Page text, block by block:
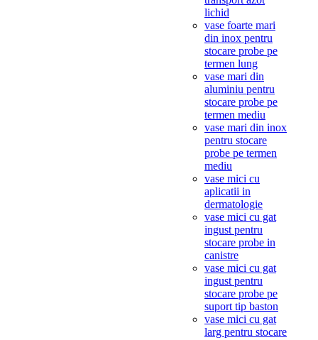
lichid
vase foarte mari
din inox pentru
stocare probe pe
termen lung
vase mari din
aluminiu pentru
stocare probe pe
termen mediu
vase mari din inox
pentru stocare
probe pe termen
mediu
vase mici cu
aplicatii in
dermatologie
vase mici cu gat
ingust pentru
stocare probe in
canistre
vase mici cu gat
ingust pentru
stocare probe pe
suport tip baston
vase mici cu gat
larg pentru stocare